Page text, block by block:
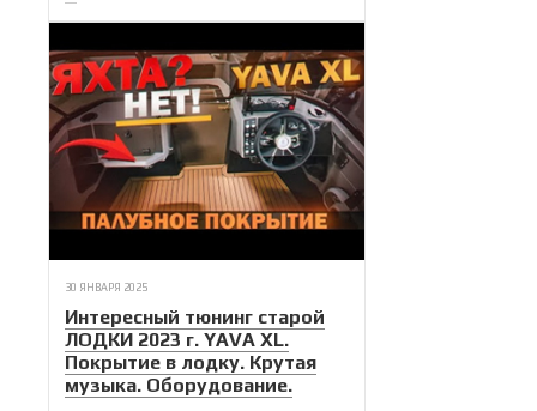
30 ЯНВАРЯ 2025
Интересный тюнинг старой
ЛОДКИ 2023 г. YAVA XL.
Покрытие в лодку. Крутая
музыка. Оборудование.